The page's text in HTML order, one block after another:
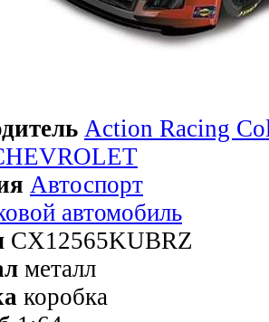
Action Racing
Автоспорт
автомобиль
CX12565KUBRZ
металл
коробка